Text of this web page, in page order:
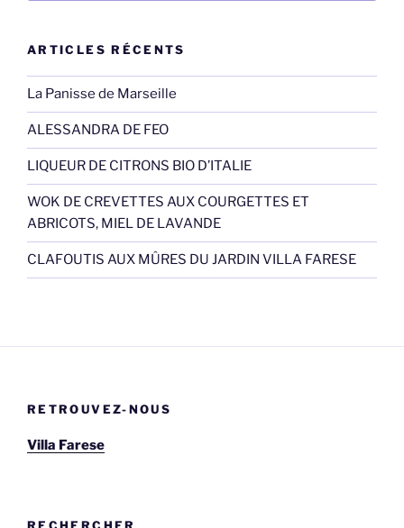
ARTICLES RÉCENTS
La Panisse de Marseille
ALESSANDRA DE FEO
LIQUEUR DE CITRONS BIO D’ITALIE
WOK DE CREVETTES AUX COURGETTES ET
ABRICOTS, MIEL DE LAVANDE
CLAFOUTIS AUX MÛRES DU JARDIN VILLA FARESE
RETROUVEZ-NOUS
Villa Farese
RECHERCHER